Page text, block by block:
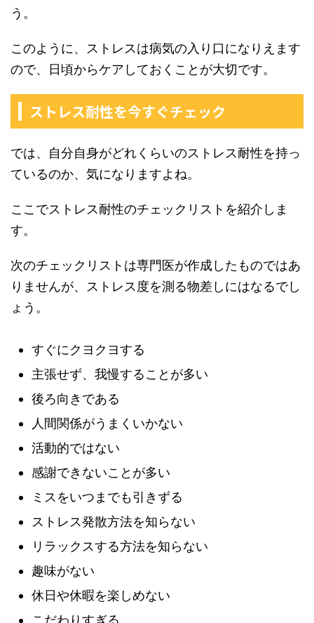
う。
このように、ストレスは病気の入り口になりえます
ので、日頃からケアしておくことが大切です。
ストレス耐性を今すぐチェック
では、自分自身がどれくらいのストレス耐性を持っ
ているのか、気になりますよね。
ここでストレス耐性のチェックリストを紹介しま
す。
次のチェックリストは専門医が作成したものではあ
りませんが、ストレス度を測る物差しにはなるでし
ょう。
すぐにクヨクヨする
主張せず、我慢することが多い
後ろ向きである
人間関係がうまくいかない
活動的ではない
感謝できないことが多い
ミスをいつまでも引きずる
ストレス発散方法を知らない
リラックスする方法を知らない
趣味がない
休日や休暇を楽しめない
こだわりすぎる